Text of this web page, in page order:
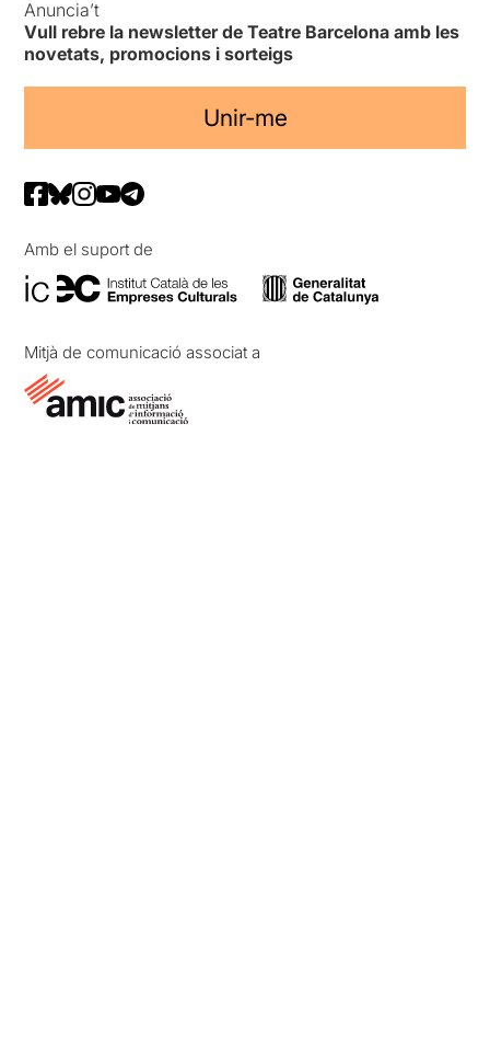
Anuncia’t
Vull rebre la newsletter de Teatre Barcelona amb les
novetats, promocions i sorteigs
Unir-me
Amb el suport de
Mitjà de comunicació associat a